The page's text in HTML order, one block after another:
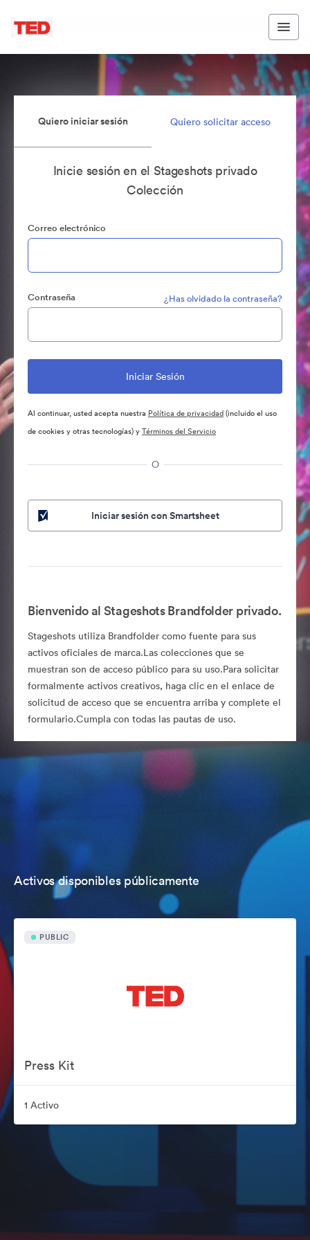
Quiero iniciar sesión Quiero solicitar acceso
Inicie sesión en el Stageshots privado
Colección
Correo electrónico
Contraseña ¿Has olvidado la contraseña?
Al continuar, usted acepta nuestra Política de privacidad(incluido el uso
de cookies y otras tecnologías) yTérminos del Servicio
O
Iniciar sesión con Smartsheet
Bienvenido al Stageshots Brandfolder privado.
Stageshots utiliza Brandfolder como fuente para sus
activos oficiales de marca.Las colecciones que se
muestran son de acceso público para su uso.Para solicitar
formalmente activos creativos, haga clic en el enlace de
solicitud de acceso que se encuentra arriba y complete el
formulario.Cumpla con todas las pautas de uso.
Activos disponibles públicamente
PUBLIC
Press Kit
1 Activo